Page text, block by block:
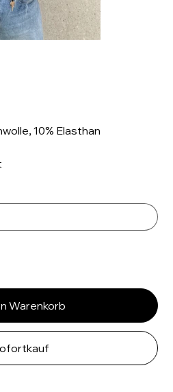
10% Elasthan
Warenkorb